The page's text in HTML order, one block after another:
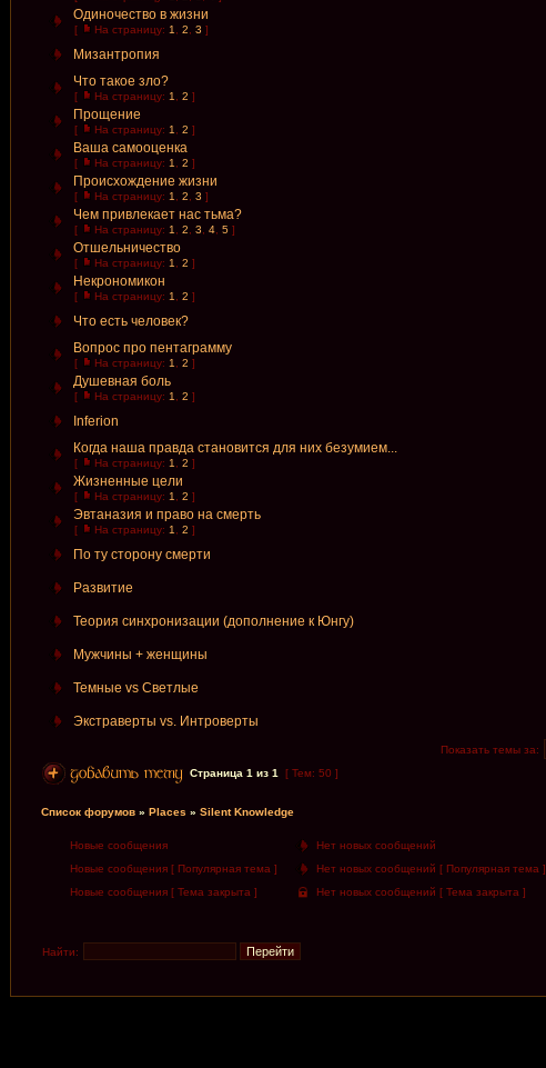
Одиночество в жизни
[ На страницу: 1 2 3 ]
Мизантропия
Что такое зло?
[ На страницу: 1 2 ]
Прощение
[ На страницу: 1 2 ]
Ваша самооценка
[ На страницу: 1 2 ]
Происхождение жизни
[ На страницу: 1 2 3 ]
Чем привлекает нас тьма?
[ На страницу: 1 2 3 4 5 ]
Отшельничество
[ На страницу: 1 2 ]
Некрономикон
[ На страницу: 1 2 ]
Что есть человек?
Вопрос про пентаграмму
[ На страницу: 1 2 ]
Душевная боль
[ На страницу: 1 2 ]
Inferion
Когда наша правда становится для них безумием...
[ На страницу: 1 2 ]
Жизненные цели
[ На страницу: 1 2 ]
Эвтаназия и право на смерть
[ На страницу: 1 2 ]
По ту сторону смерти
Развитие
Теория синхронизации (дополнение к Юнгу)
Мужчины + женщины
Темные vs Светлые
Экстраверты vs. Интроверты
Показать темы за:
Страница 1 из 1 [ Тем: 50 ]
Список форумов » Places » Silent Knowledge
Новые сообщения Нет новых сообщений
Новые сообщения [ Популярная тема ]
Нет новых сообщений [ Популярная тема ]
Новые сообщения [ Тема закрыта ]
Нет новых сообщений [ Тема закрыта ]
Найти: